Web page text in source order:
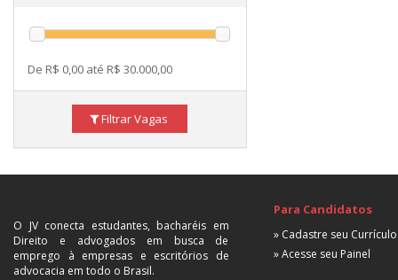
De R$ 0,00 até R$ 30.000,00
Filtrar Vagas
O JV conecta estudantes, bacharéis em
Direito e advogados em busca de
emprego à empresas e escritórios de
advocacia em todo o Brasil.
Para Candidatos
» Cadastre seu Currículo
» Acesse seu Painel